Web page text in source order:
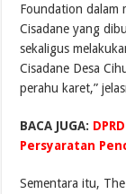
Foundation dalam
Cisadane yang
sekaligus
Cisadane Desa
perahu karet,”
BACA JUGA:
Persyaratan
Sementara itu,